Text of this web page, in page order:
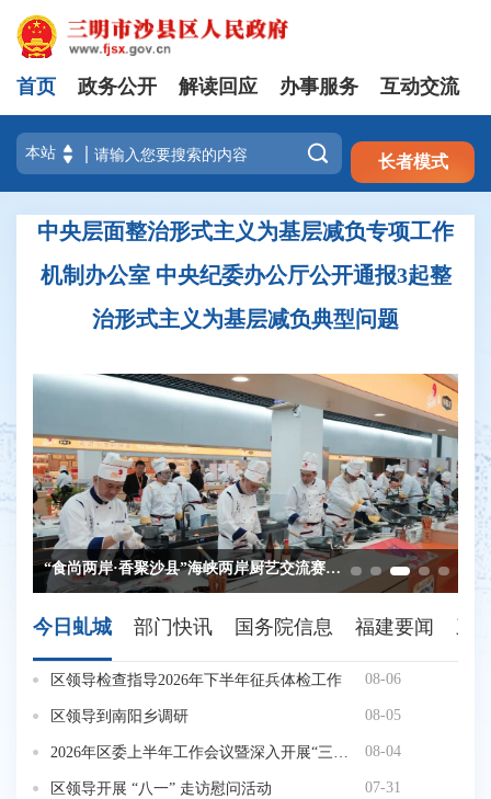
注册 登录
首页 政务公开 解读回应 办事服务 互动交流
 长者模式
中央层面整治形式主义为基层减负专项工作
机制办公室 中央纪委办公厅公开通报3起整
治形式主义为基层减负典型问题
@国务院 我来说
“食尚两岸·香聚沙县”海峡两岸厨艺交流赛圆满落幕
今日虬城 部门快讯 国务院信息 福建要闻 三
区领导检查指导2026年下半年征兵体检工作 08-06
区领导到南阳乡调研 08-05
08-04
区领导开展 “八一” 走访慰问活动 07-31